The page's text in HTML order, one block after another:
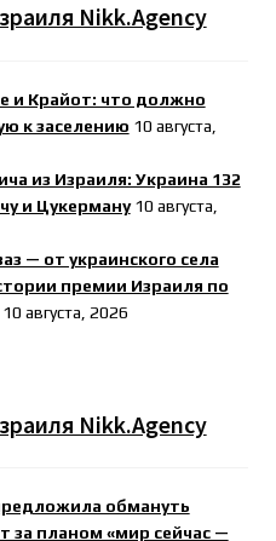
Nikk.Agency
и Крайот: что должно
к заселению 10 августа,
из Израиля: Украина 132
и Цукерману 10 августа,
— от украинского села
премии Израиля по
10 августа, 2026
Nikk.Agency
обмануть
за планом «мир сейчас —